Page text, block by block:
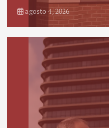
agosto 4, 2026